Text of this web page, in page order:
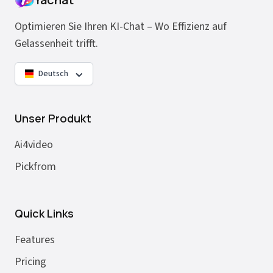
Optimieren Sie Ihren KI-Chat – Wo Effizienz auf
Gelassenheit trifft.
Deutsch
Unser Produkt
Ai4video
Pickfrom
Quick Links
Features
Pricing